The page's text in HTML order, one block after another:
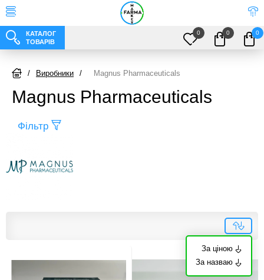
КАТАЛОГ
ТОВАРІВ
0 0 0
/ Виробники / Magnus Pharmaceuticals
Magnus Pharmaceuticals
Фільтр
За ціною
За назваю